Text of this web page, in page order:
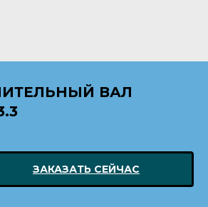
ВАЛ
ЗАКАЗАТЬ СЕЙЧАС